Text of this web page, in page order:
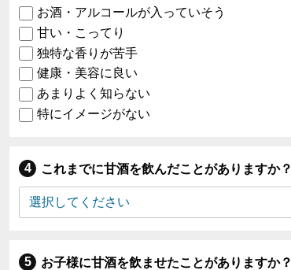
お酒・アルコールが入っていそう
甘い・こってり
独特な香りが苦手
健康・美容に良い
あまりよく知らない
特にイメージがない
これまでに甘酒を飲んだことがありますか？
お子様に甘酒を飲ませたことがありますか？